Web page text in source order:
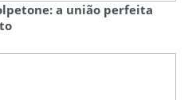
a união perfeita